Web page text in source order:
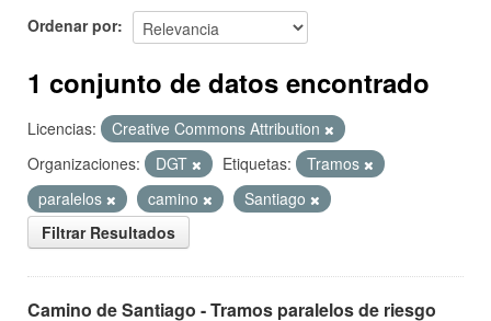
Ordenar por
1 conjunto de datos encontrado
Licencias:
Creative Commons Attribution
Organizaciones:
DGT Etiquetas:
Tramos
paralelos
camino
Santiago
Filtrar Resultados
Camino de Santiago - Tramos paralelos de riesgo